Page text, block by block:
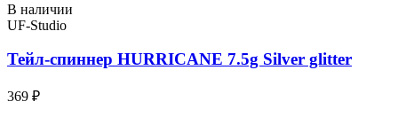
В наличии
UF-Studio
Тейл-спиннер HURRICANE 7.5g Silver glitter
369 ₽